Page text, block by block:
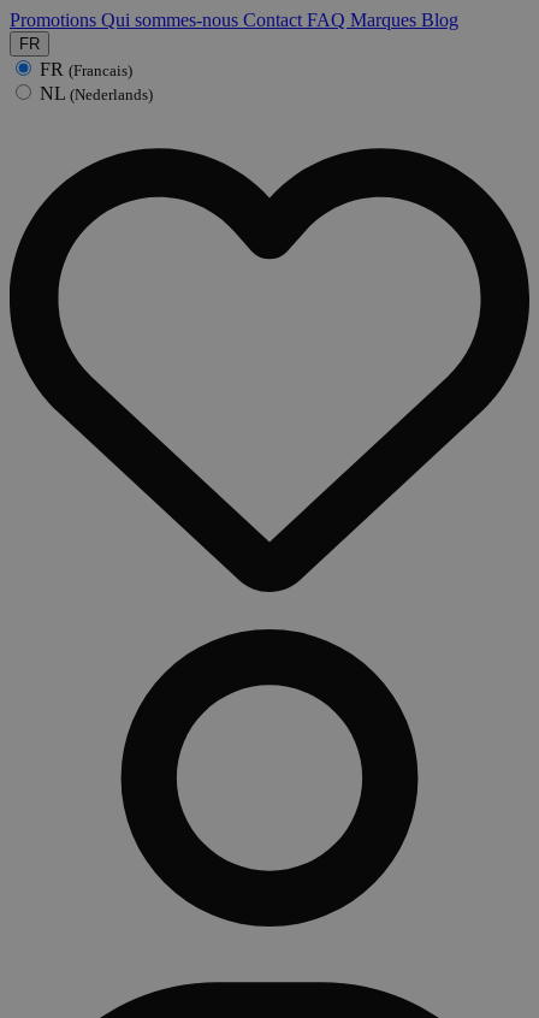
Promotions Qui sommes-nous Contact FAQ Marques Blog
FR
FR (Francais)
NL (Nederlands)